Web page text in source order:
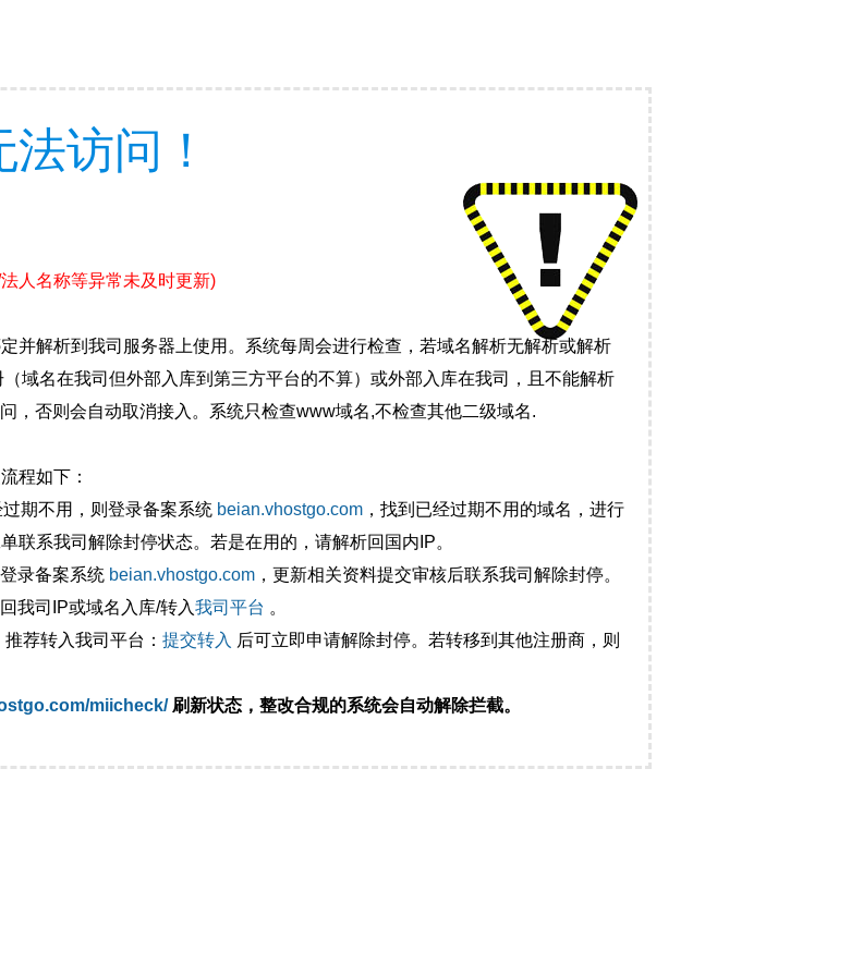
访问！
人名称等异常未及时更新)
并解析到我司服务器上使用。系统每周会进行检查，若域名解析无解析或解析
域名在我司但外部入库到第三方平台的不算）或外部入库在我司，且不能解析
，否则会自动取消接入。系统只检查www域名,不检查其他二级域名.
程如下：
期不用，则登录备案系统 beian.vhostgo.com ，找到已经过期不用的域名，进行
联系我司解除封停状态。若是在用的，请解析回国内IP。
录备案系统 beian.vhostgo.com ，更新相关资料提交审核后联系我司解除封停。
我司IP或域名入库/转入我司平台 。
荐转入我司平台： 提交转入 后可立即申请解除封停。若转移到其他注册商，则
miicheck/刷新状态，整改合规的系统会自动解除拦截。